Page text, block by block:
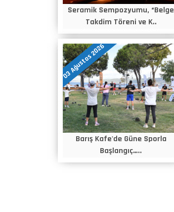
Seramik Sempozyumu, “Belge
Takdim Töreni ve K..
03 Ağustos 2026
Barış Kafe'de Güne Sporla
Başlangıç…..